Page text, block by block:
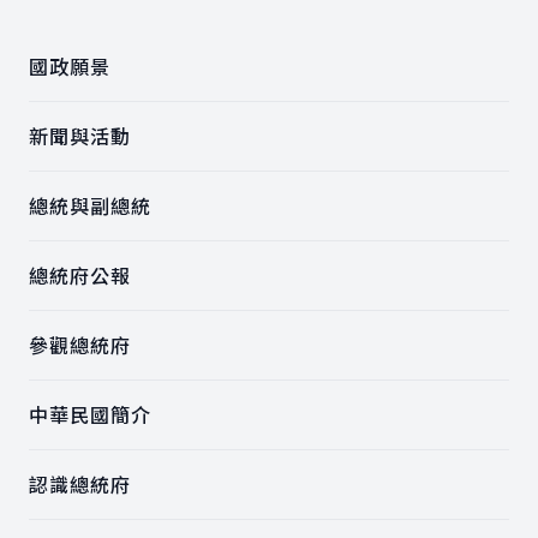
國政願景
新聞與活動
總統與副總統
總統府公報
參觀總統府
中華民國簡介
認識總統府